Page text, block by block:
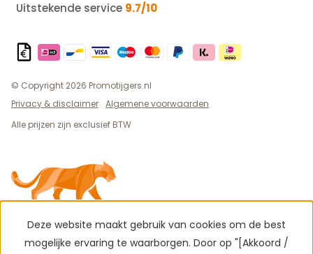
Uitstekende service 9.7/10
© Copyright 2026 Promotijgers.nl
Privacy & disclaimer Algemene voorwaarden
Alle prijzen zijn exclusief BTW
Deze website maakt gebruik van cookies om de best
mogelijke ervaring te waarborgen. Door op "[Akkoord /